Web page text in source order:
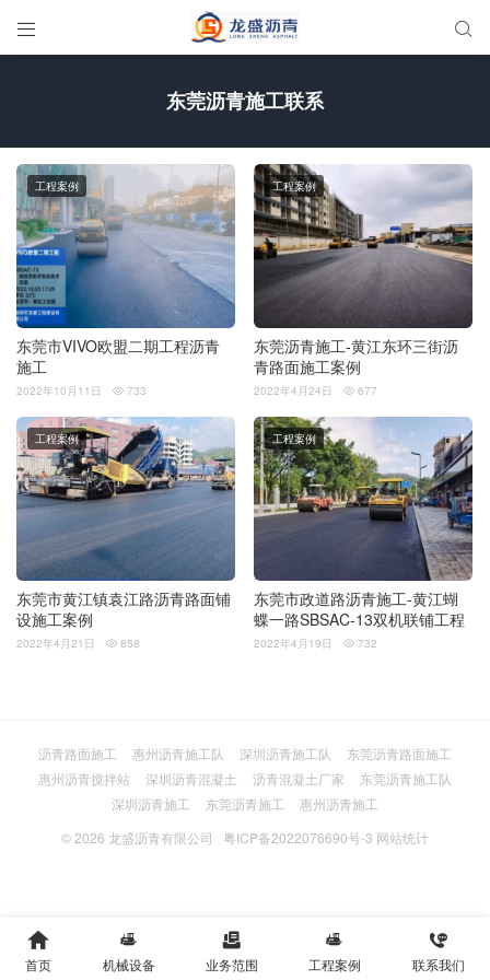
 
东莞沥青施工联系
东莞市VIVO欧盟二期工程沥青
施工
工程案例
2022年10月11日  733
东莞沥青施工-黄江东环三街沥
青路面施工案例
工程案例
2022年4月24日  677
东莞市黄江镇袁江路沥青路面铺
设施工案例
工程案例
2022年4月21日  858
东莞市政道路沥青施工-黄江蝴
蝶一路SBSAC-13双机联铺工程
工程案例
2022年4月19日  732
沥青路面施工 惠州沥青施工队 深圳沥青施工队
东莞沥青路面施工
惠州沥青搅拌站
深圳沥青混凝土 沥青混凝土厂家
东莞沥青施工队
深圳沥青施工
东莞沥青施工
惠州沥青施工
© 2026 龙盛沥青有限公司 粤ICP备2022076690号-3 网站统计

首页

机械设备

业务范围

工程案例

联系我们